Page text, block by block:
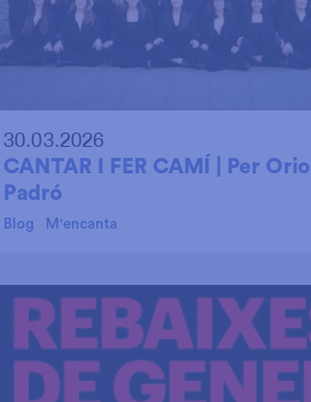
30.03.2026
CANTAR I FER CAMÍ | Per Oriol
Padró
Blog M'encanta